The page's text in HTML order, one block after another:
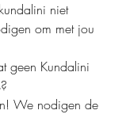
niet
om met jou
We nodigen de